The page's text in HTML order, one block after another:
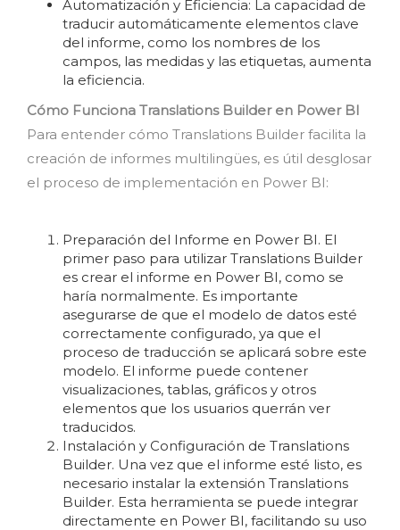
Automatización y Eficiencia: La capacidad de
traducir automáticamente elementos clave
del informe, como los nombres de los
campos, las medidas y las etiquetas, aumenta
la eficiencia.
Cómo Funciona Translations Builder en Power BI
Para entender cómo Translations Builder facilita la
creación de informes multilingües, es útil desglosar
el proceso de implementación en Power BI:
Preparación del Informe en Power BI. El
primer paso para utilizar Translations Builder
es crear el informe en Power BI, como se
haría normalmente. Es importante
asegurarse de que el modelo de datos esté
correctamente configurado, ya que el
proceso de traducción se aplicará sobre este
modelo. El informe puede contener
visualizaciones, tablas, gráficos y otros
elementos que los usuarios querrán ver
traducidos.
Instalación y Configuración de Translations
Builder. Una vez que el informe esté listo, es
necesario instalar la extensión Translations
Builder. Esta herramienta se puede integrar
directamente en Power BI, facilitando su uso